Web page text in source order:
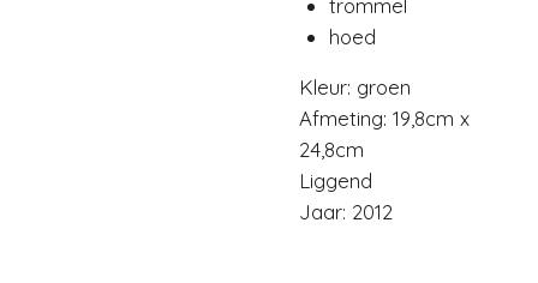
trommel
hoed
Kleur: groen
Afmeting: 19,8cm x
24,8cm
Liggend
Jaar: 2012